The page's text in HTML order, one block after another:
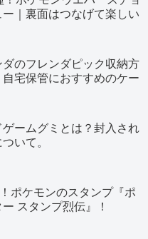
｜裏面はつなげて楽しい
のフレンダピック収納方
宅保管におすすめのケー
ームグミとは？封入され
いて。
ポケモンのスタンプ『ポ
スタンプ烈伝』！